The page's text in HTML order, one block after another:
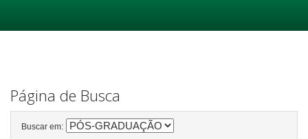
Página de Busca
Buscar em: